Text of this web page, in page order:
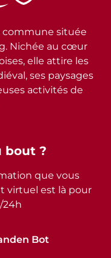
bout ?
que vous
virtuel est là pour
24h
Bot
commune située
Nichée au cœur
elle attire les
ses paysages
activités de